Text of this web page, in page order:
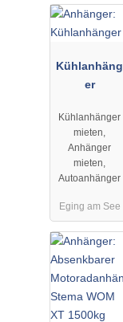
Kühlanhäng
er
Kühlanhänger
mieten,
Anhänger
mieten,
Autoanhänger
Eging am See